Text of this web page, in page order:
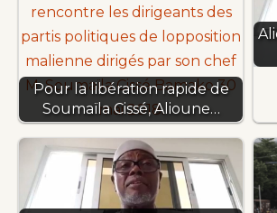
Pour la libération rapide de
Soumaïla Cissé, Alioune…